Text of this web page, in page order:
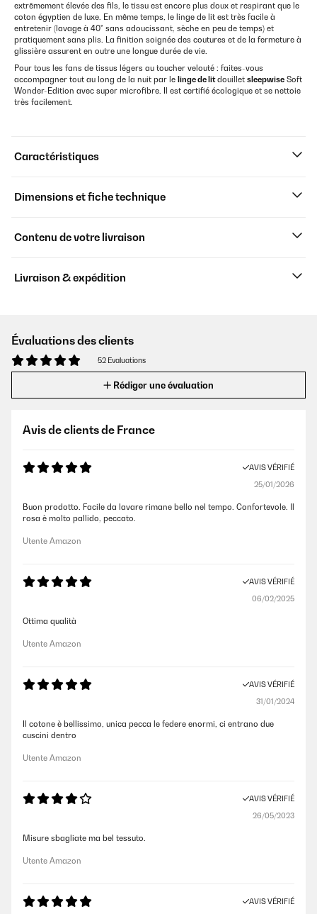
extrêmement élevée des fils, le tissu est encore plus doux et respirant que le
coton égyptien de luxe. En même temps, le linge de lit est très facile à
entretenir (lavage à 40° sans adoucissant, sèche en peu de temps) et
pratiquement sans plis. La finition soignée des coutures et de la fermeture à
glissière assurent en outre une longue durée de vie.
Pour tous les fans de tissus légers au toucher velouté : faites-vous
accompagner tout au long de la nuit par le linge de litdouillet sleepwise Soft
Wonder-Edition avec super microfibre. Il est certifié écologique et se nettoie
très facilement.
Caractéristiques
Dimensions et fiche technique
Contenu de votre livraison
Livraison & expédition
Évaluations des clients
52 Evaluations
Rédiger une évaluation
Avis de clients de France
AVIS VÉRIFIÉ
25/01/2026
Buon prodotto. Facile da lavare rimane bello nel tempo. Confortevole. Il
rosa è molto pallido, peccato.
Utente Amazon
AVIS VÉRIFIÉ
06/02/2025
Ottima qualità
Utente Amazon
AVIS VÉRIFIÉ
31/01/2024
Il cotone è bellissimo, unica pecca le federe enormi, ci entrano due
cuscini dentro
Utente Amazon
AVIS VÉRIFIÉ
26/05/2023
Misure sbagliate ma bel tessuto.
Utente Amazon
AVIS VÉRIFIÉ